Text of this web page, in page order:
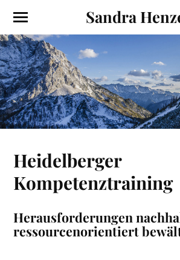
Sandra
Heidelberger
Kompetenztraining
Herausforderungen
ressourcenorientiert